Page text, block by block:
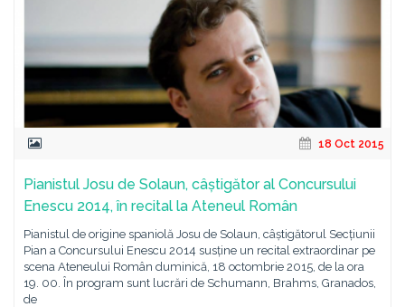
18 Oct 2015
Pianistul Josu de Solaun, câștigător al Concursului
Enescu 2014, în recital la Ateneul Român
Pianistul de origine spaniolă Josu de Solaun, câștigătorul Secțiunii
Pian a Concursului Enescu 2014 susține un recital extraordinar pe
scena Ateneului Român duminică, 18 octombrie 2015, de la ora
19. 00. În program sunt lucrări de Schumann, Brahms, Granados,
de